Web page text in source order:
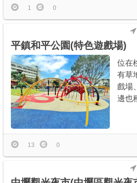
1 0
平鎮和平公園(特色遊戲場)
位在
有草
戲場
邊也
13 0